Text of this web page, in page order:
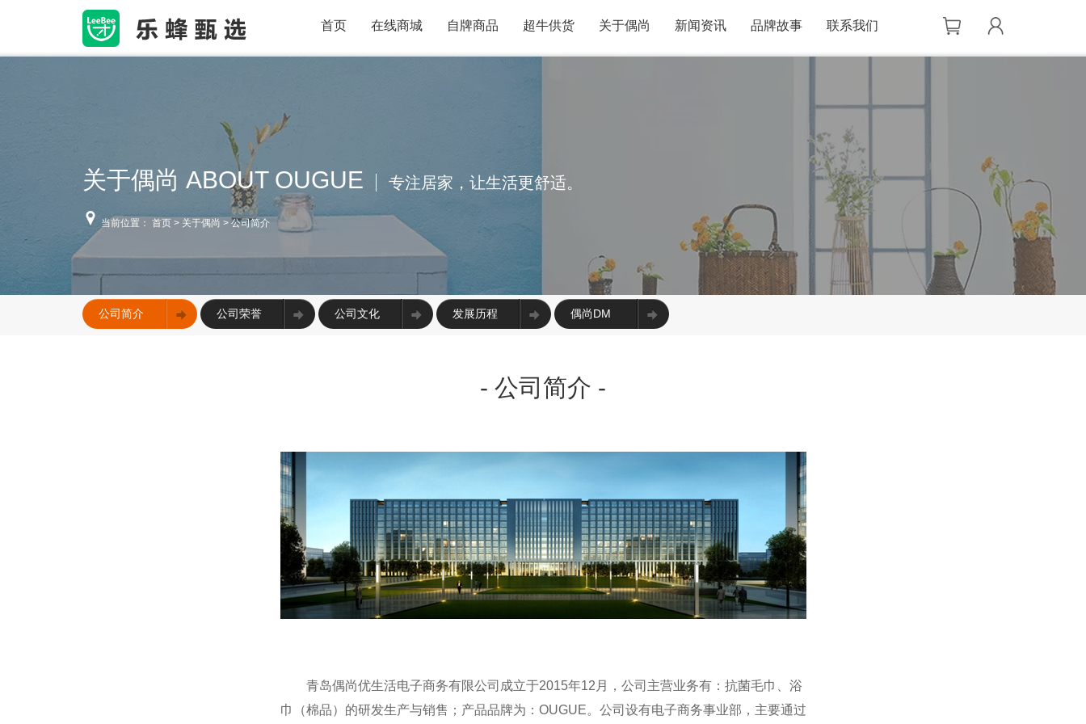
首页 在线商城 自牌商品 超牛供货 关于偶尚 新闻资讯 品牌故事 联系我们
关于偶尚 ABOUT OUGUE 专注居家，让生活更舒适。
当前位置： 首页 > 关于偶尚 > 公司简介
公司简介 公司荣誉 公司文化 发展历程 偶尚DM
- 公司简介 -
青岛偶尚优生活电子商务有限公司成立于2015年12月，公司主营业务有：抗菌毛巾、浴
巾（棉品）的研发生产与销售；产品品牌为：OUGUE。公司设有电子商务事业部，主要通过